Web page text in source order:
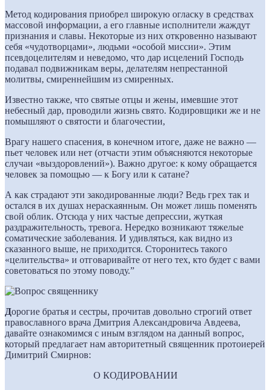
Метод кодирования приобрел широкую огласку в средствах
массовой информации, а его главные исполнители жаждут
признания и славы. Некоторые из них откровенно называют
себя «чудотворцами», людьми «особой миссии». Этим
псевдоцелителям и неведомо, что дар исцелений Господь
подавал подвижникам веры, делателям непрестанной
молитвы, смиреннейшим из смиренных.
Известно также, что святые отцы и жены, имевшие этот
небесный дар, проводили жизнь свято. Кодировщики же и не
помышляют о святости и благочестии,
Врагу нашего спасения, в конечном итоге, даже не важно —
пьет человек или нет (отчасти этим объясняются некоторые
случаи «выздоровлений»). Важно другое: к кому обращается
человек за помощью — к Богу или к сатане?
А как страдают эти закодированные люди? Ведь грех так и
остался в их душах нераскаянным. Он может лишь поменять
свой облик. Отсюда у них частые депрессии, жуткая
раздражительность, тревога. Нередко возникают тяжелые
соматические заболевания. И удивляться, как видно из
сказанного выше, не приходится. Сторонитесь такого
«целительства» и отговаривайте от него тех, кто будет с вами
советоваться по этому поводу.”
Дорогие братья и сестры, прочитав довольно строгий ответ
православного врача Дмитрия Александровича Авдеева,
давайте ознакомимся с иным взглядом на данный вопрос,
который предлагает нам авторитетный священник протоиерей
Димитрий Смирнов:
О КОДИРОВАНИИ